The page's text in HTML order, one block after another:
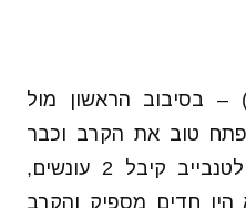
– בסיבוב הראשון מול
פתח טוב את הקרב וכבר
אחרי פחות מ-2 דקות סולטנבייב קיבל 2 עונשים,
היו חדים מספיק והקרב